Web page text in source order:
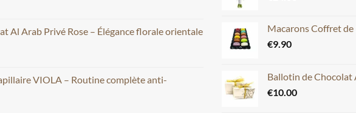
Al Arab Privé Rose – Élégance florale orientale
VIOLA – Routine complète anti-
Macarons Coffret de
€9.90
Ballotin de Chocolat
€10.00